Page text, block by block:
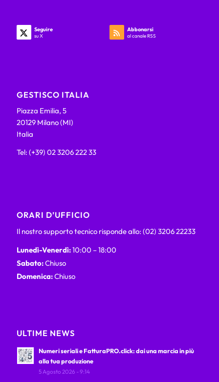
Seguire
su X
Abbonarsi
al canale RSS
GESTISCO ITALIA
Piazza Emilia, 5
20129 Milano (MI)
Italia
Tel: (+39) 02 3206 222 33
ORARI D’UFFICIO
Il nostro supporto tecnico risponde allo: (02) 3206 22233
Lunedì-Venerdì:10:00 – 18:00
Sabato:Chiuso
Domenica:Chiuso
ULTIME NEWS
Numeri seriali e FatturaPRO.click: dai una marcia in più
alla tua produzione
5 Agosto 2026 - 9:14